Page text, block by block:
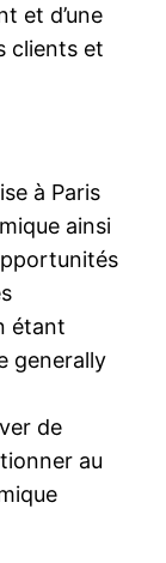
et d’une
clients et
à Paris
ainsi
étant
generally
de
au